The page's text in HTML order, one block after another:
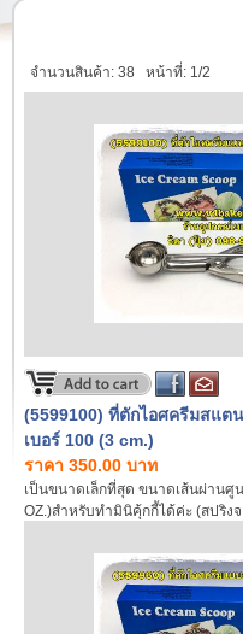
จำนวนสินค้า: 38 หน้าที่: 1/2
(5599100) ที่ตักไอศครีมสแต
เบอร์ 100 (3 cm.)
ราคา 350.00 บาท
เป็นขนาดเล็กที่สุด ขนาดเส้นผ่านศู
OZ.)สำหรับทำมินิคุ้กกี้ได้ค่ะ (สปริง